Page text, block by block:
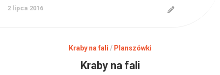
2 lipca 2016
Kraby na fali / Planszówki
Kraby na fali